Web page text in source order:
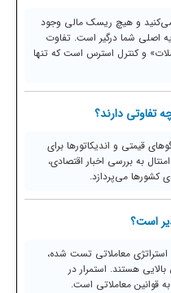
و هیچ ریسک مالی وجود
اصلی شما درگیر است. تفاوت
و کنترل استرس است که تنها
تفاوتی دارند؟
قیمتی و اندیکاتورها برای
به بررسی اخبار اقتصادی،
کشورها می‌پردازد.
است؟
استراتژی معاملاتی تست شده،
هستند. استمرار در
قوانین معاملاتی است.